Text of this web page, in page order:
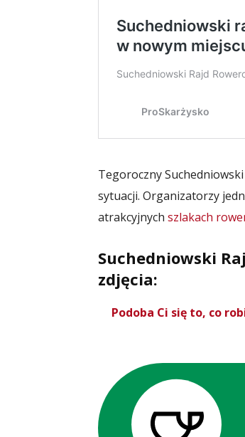
Tegoroczny
sytuacji. Organizatorzy
atrakcyjnych szlakach
Suchedniowski
zdjęcia:
Podoba Ci się to, co